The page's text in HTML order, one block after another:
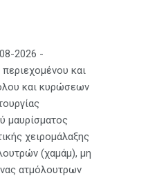
2026 -
και
και κυρώσεων
μαυρίσματος
χειρομάλαξης
(χαμάμ), μη
ατμόλουτρων